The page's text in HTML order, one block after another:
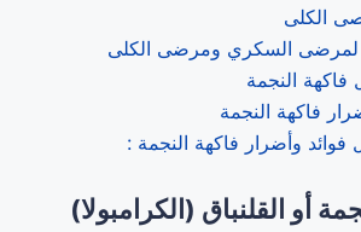
الكلى
لمرضى السكري ومرضى الكلى
النجمة
فاكهة النجمة
وأضرار فاكهة النجمة :
أو القلنباق (الكرامبولا)